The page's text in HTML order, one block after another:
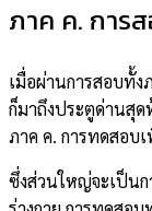
ภาค ค. กา
เมื่อผ่านการสอบทั้
ก็มาถึงประตูด่านสุด
ภาค ค. การทดสอบ
ซึ่งส่วนใหญ่จะเป็น